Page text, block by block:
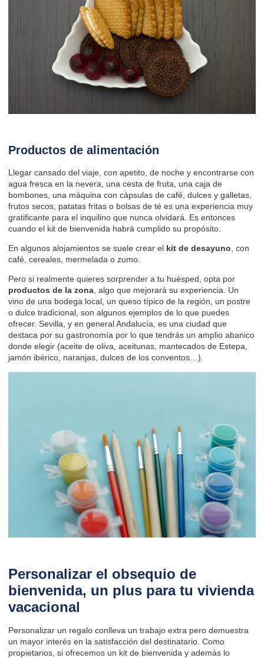
Productos de alimentación
Llegar cansado del viaje, con apetito, de noche y encontrarse con
agua fresca en la nevera, una cesta de fruta, una caja de
bombones, una máquina con cápsulas de café, dulces y galletas,
frutos secos, patatas fritas o bolsas de té es una experiencia muy
gratificante para el inquilino que nunca olvidará. Es entonces
cuando el kit de bienvenida habrá cumplido su propósito.
En algunos alojamientos se suele crear el kit de desayuno , con
café, cereales, mermelada o zumo.
Pero si realmente quieres sorprender a tu huésped, opta por
productos de la zona, algo que mejorará su experiencia. Un
vino de una bodega local, un queso típico de la región, un postre
o dulce tradicional, son algunos ejemplos de lo que puedes
ofrecer. Sevilla, y en general Andalucía, es una ciudad que
destaca por su gastronomía por lo que tendrás un amplio abanico
donde elegir (aceite de oliva, aceitunas, mantecados de Estepa,
jamón ibérico, naranjas, dulces de los conventos…).
Personalizar el obsequio de
bienvenida, un plus para tu vivienda
vacacional
Personalizar un regalo conlleva un trabajo extra pero demuestra
un mayor interés en la satisfacción del destinatario. Como
propietarios, si ofrecemos un kit de bienvenida y además lo